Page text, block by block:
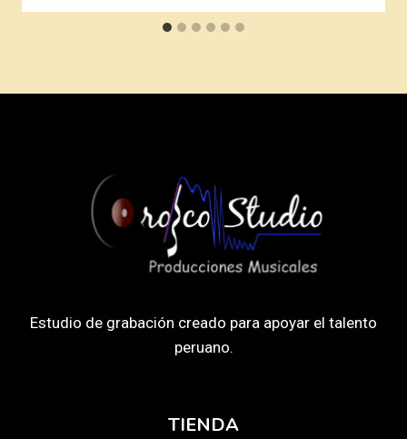
Estudio de grabación creado para apoyar el talento
peruano.
TIENDA